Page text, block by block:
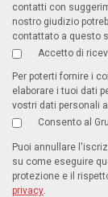
contatti con
nostro giudizio
contattato a questo
Accetto di
Per poterti fornire i
elaborare i tuoi dati
vostri dati personali
Consento al
Puoi annullare
su come eseguire
protezione e il
privacy.